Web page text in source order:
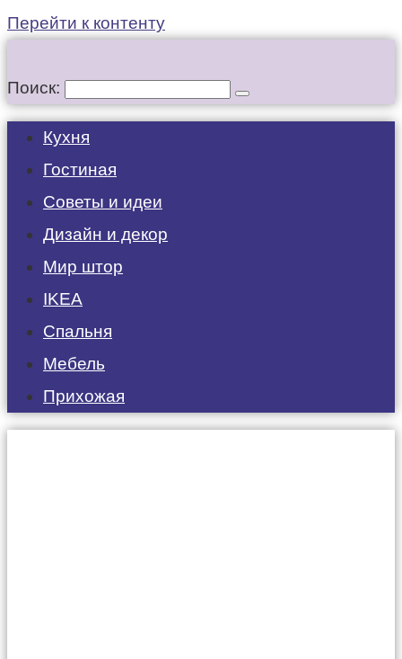
Перейти к контенту
Поиск:
Кухня
Гостиная
Советы и идеи
Дизайн и декор
Мир штор
IKEA
Спальня
Мебель
Прихожая